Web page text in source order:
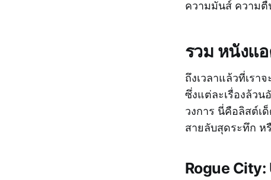
ความมันส์ ความตื่
รวม หนังแ
ถึงเวลาแล้วที่เร
ซึ่งแต่ละเรื่องล้ว
วงการ นี่คือลิสต์
สายลับสุดระทึก ห
Rogue